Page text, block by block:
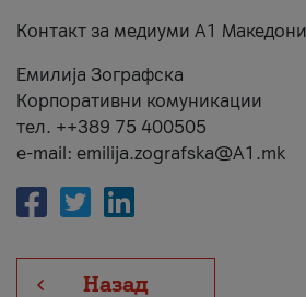
Контакт за медиуми А1
Емилија Зографска
Корпоративни комуникации
тел. ++389 75 400505
e-mail: emilija.zografska@A1.mk
Назад